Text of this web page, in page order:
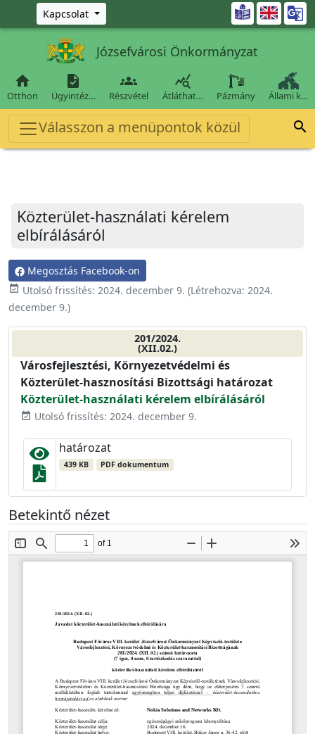
Ugrás a fő tartalomra
Kapcsolat 
Józsefvárosi Önkormányzat

Otthon

Ügyintéz…

Részvétel

Átláthat… Pázmány Állami k…
Válasszon a menüpontok közül 
Közterület-használati kérelem
elbírálásáról
Megosztás Facebook-on
event_available Utolsó frissítés: 2024. december 9. (Létrehozva: 2024.
december 9.)
201/2024.
(XII.02.)
Városfejlesztési, Környezetvédelmi és
Közterület-hasznosítási Bizottsági határozat
Közterület-használati kérelem elbírálásáról
event_available Utolsó frissítés: 2024. december 9.
határozat
439 KB PDF dokumentum
Betekintő nézet